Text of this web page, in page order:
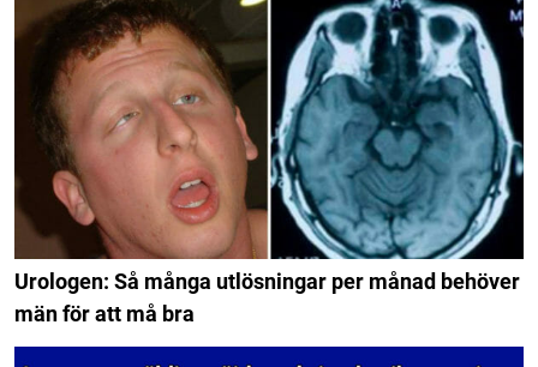
Urologen: Så många utlösningar per månad behöver
män för att må bra